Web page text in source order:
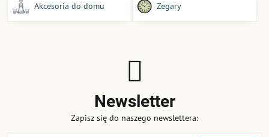
Akcesoria do domu Zegary
Newsletter
Zapisz się do naszego newslettera: